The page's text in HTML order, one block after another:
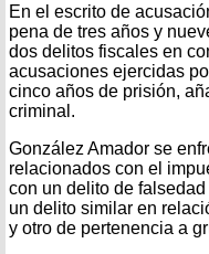
En el escrito de
pena de tres años y
dos delitos fiscales en
acusaciones ejercidas
cinco años de prisión,
criminal.
González Amador se
relacionados con el
con un delito de
un delito similar en
y otro de pertenencia a